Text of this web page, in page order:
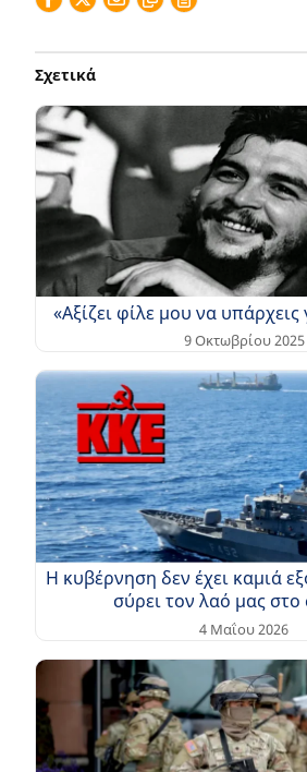
Σχετικά
«Αξίζει φίλε μου να υπάρχεις
9 Οκτωβρίου 2025
Η κυβέρνηση δεν έχει καμιά
σύρει τον λαό μας στο
4 Μαΐου 2026